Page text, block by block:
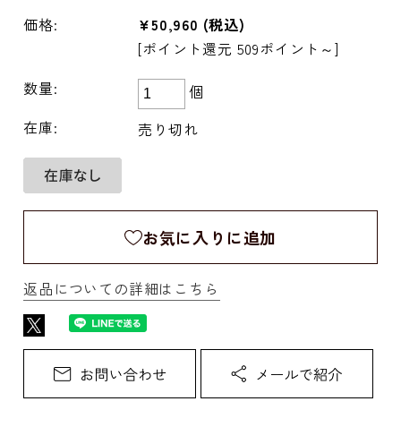
価格: ¥50,960 (税込)
[ポイント還元 509ポイント～]
数量:
個
在庫:
売り切れ
お気に入りに追加
返品についての詳細はこちら